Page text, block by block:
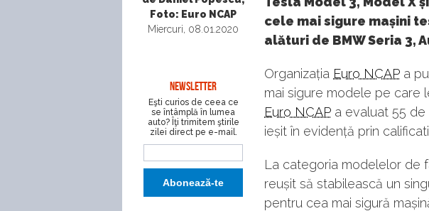
Foto: Euro NCAP
Miercuri, 08.01.2020
NEWSLETTER
Eşti curios de ceea ce
se întâmplă în lumea
auto? Îţi trimitem ştirile
zilei direct pe e-mail.
cele mai sigure mașini
alături de BMW Seria 3,
Organizația Euro NCAP a
mai sigure modele pe care
Euro NCAP a evaluat 55
ieșit în evidență prin
La categoria modelelor de
reușit să stabilească un
pentru cea mai sigură